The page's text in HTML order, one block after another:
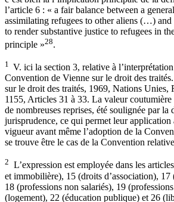
l’article 6 : « a fair balance between a
assimilating refugees to other aliens (…) and
to render substantive justice to refugees in
principle »28.
1
V. ici la section 3, relative à
Convention de Vienne sur le droit des
sur le droit des traités, 1969, Nations Unies,
1155, Articles 31 à 33. La valeur coutumière
de nombreuses reprises, été soulignée par la
jurisprudence, ce qui permet leur application
vigueur avant même l’adoption de la
se trouve être le cas de la Convention
2 L’expression est employée dans les
et immobilière), 15 (droits d’association), 17
18 (professions non salariés), 19
(logement), 22 (éducation publique) et 26